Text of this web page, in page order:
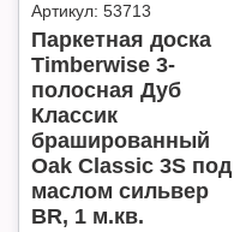
Артикул: 53713
Паркетная доска
Timberwise 3-
полосная Дуб
Классик
брашированный
Oak Classic 3S под
маслом сильвер
BR, 1 м.кв.